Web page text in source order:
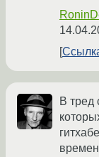
В тред